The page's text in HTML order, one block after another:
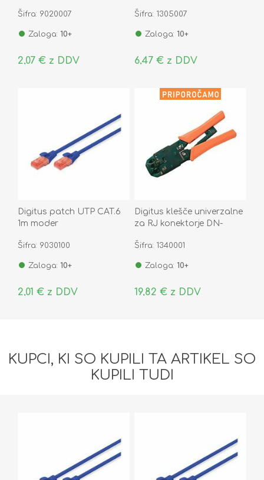
Šifra: 9020007
Zaloga: 10+
2,07 € z DDV
Šifra: 1305007
Zaloga: 10+
6,47 € z DDV
Digitus patch UTP CAT.6
1m moder
Šifra: 9030100
Zaloga: 10+
2,01 € z DDV
Digitus klešče univerzalne
za RJ konektorje DN-
Šifra: 1340001
Zaloga: 10+
19,82 € z DDV
KUPCI, KI SO KUPILI TA ARTIKEL SO
KUPILI TUDI